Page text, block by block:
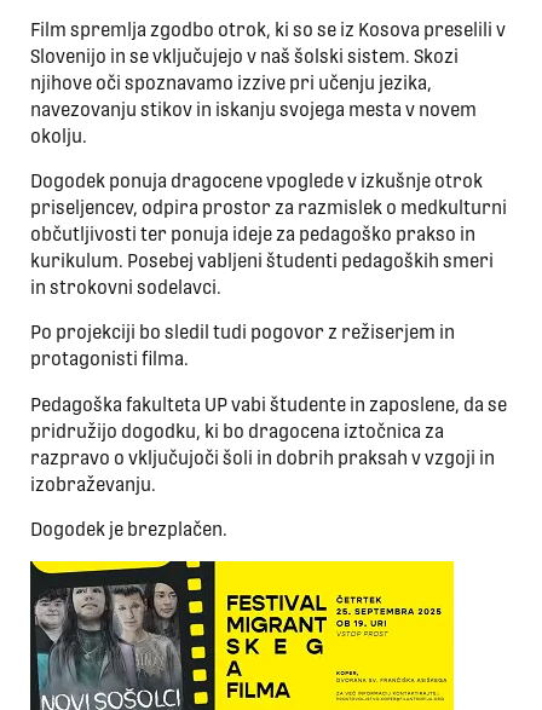
Film spremlja zgodbo otrok, ki so se iz Kosova preselili v
Slovenijo in se vključujejo v naš šolski sistem. Skozi
njihove oči spoznavamo izzive pri učenju jezika,
navezovanju stikov in iskanju svojega mesta v novem
okolju.
Dogodek ponuja dragocene vpoglede v izkušnje otrok
priseljencev, odpira prostor za razmislek o medkulturni
občutljivosti ter ponuja ideje za pedagoško prakso in
kurikulum. Posebej vabljeni študenti pedagoških smeri
in strokovni sodelavci.
Po projekciji bo sledil tudi pogovor z režiserjem in
protagonisti filma.
Pedagoška fakulteta UP vabi študente in zaposlene, da se
pridružijo dogodku, ki bo dragocena iztočnica za
razpravo o vključujoči šoli in dobrih praksah v vzgoji in
izobraževanju.
Dogodek je brezplačen.